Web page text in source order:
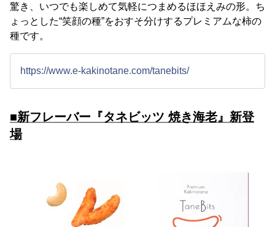
驚き、いつでも楽しめて気軽につまめるほほえみの形。ち
ょっとした“笑顔の種”をおすそ分けするプレミアムな柿の
種です。
https://www.e-kakinotane.com/tanebits/
■新フレーバー『タネビッツ 焼き海老』新登
場